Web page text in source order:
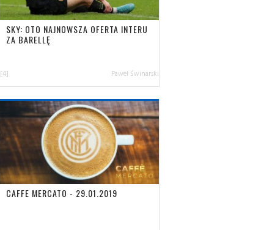
SKY: OTO NAJNOWSZA OFERTA INTERU
ZA BARELLĘ
[4] Paweł Świnarski
CAFFE MERCATO - 29.01.2019